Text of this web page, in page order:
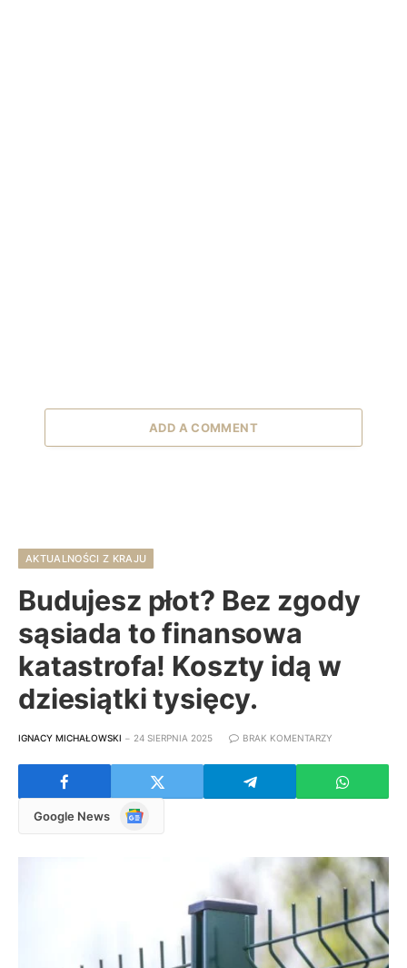
ADD A COMMENT
AKTUALNOŚCI Z KRAJU
Budujesz płot? Bez zgody
sąsiada to finansowa
katastrofa! Koszty idą w
dziesiątki tysięcy.
IGNACY MICHAŁOWSKI 24 SIERPNIA 2025 BRAK KOMENTARZY
Google News
Google